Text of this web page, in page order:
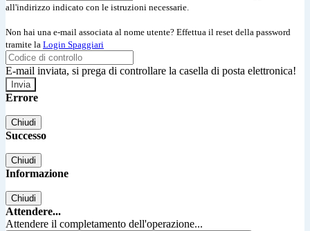
all'indirizzo indicato con le istruzioni necessarie.
Non hai una e-mail associata al nome utente? Effettua il reset della password
tramite la Login Spaggiari
E-mail inviata, si prega di controllare la casella di posta elettronica!
Errore
Chiudi
Successo
Chiudi
Informazione
Chiudi
Attendere...
Attendere il completamento dell'operazione...